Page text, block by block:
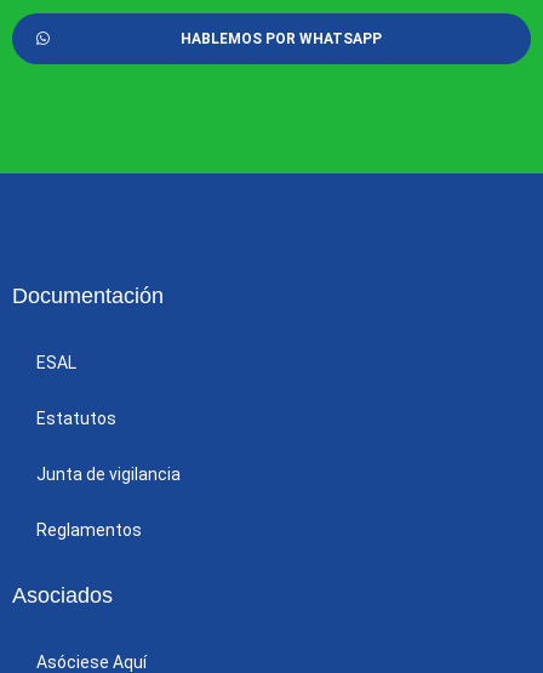
HABLEMOS POR WHATSAPP
Documentación
ESAL
Estatutos
Junta de vigilancia
Reglamentos
Asociados
Asóciese Aquí